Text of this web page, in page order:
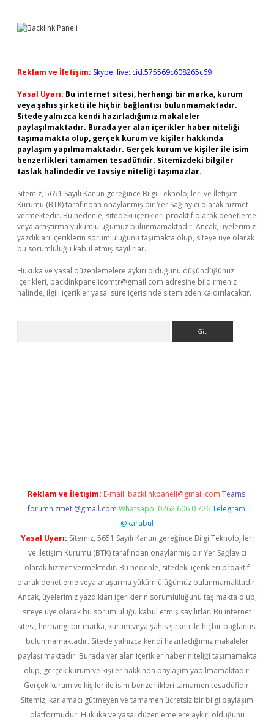
Reklam ve İletişim: Skype: live:.cid.575569c608265c69
Yasal Uyarı: Bu internet sitesi, herhangi bir marka, kurum
veya şahıs şirketi ile hiçbir bağlantısı bulunmamaktadır.
Sitede yalnızca kendi hazırladığımız makaleler
paylaşılmaktadır. Burada yer alan içerikler haber niteliği
taşımamakta olup, gerçek kurum ve kişiler hakkında
paylaşım yapılmamaktadır. Gerçek kurum ve kişiler ile isim
benzerlikleri tamamen tesadüfidir. Sitemizdeki bilgiler
taslak halindedir ve tavsiye niteliği taşımazlar.
Sitemiz, 5651 Sayılı Kanun gereğince Bilgi Teknolojileri ve İletişim
Kurumu (BTK) tarafından onaylanmış bir Yer Sağlayıcı olarak hizmet
vermektedir. Bu nedenle, sitedeki içerikleri proaktif olarak denetleme
veya araştırma yükümlülüğümüz bulunmamaktadır. Ancak, üyelerimiz
yazdıkları içeriklerin sorumluluğunu taşımakta olup, siteye üye olarak
bu sorumluluğu kabul etmiş sayılırlar.
Hukuka ve yasal düzenlemelere aykırı olduğunu düşündüğünüz
içerikleri, backlinkpanelicomtr@gmail.com adresine bildirmeniz
halinde, ilgili içerikler yasal süre içerisinde sitemizden kaldırılacaktır.
Reklam ve İletişim: E-mail: backlinkpaneli@gmail.com Teams:
forumhizmeti@gmail.com Whatsapp: 0262 606 0 726 Telegram:
@karabul
Yasal Uyarı: Sitemiz, 5651 Sayılı Kanun gereğince Bilgi Teknolojileri
ve İletişim Kurumu (BTK) tarafından onaylanmış bir Yer Sağlayıcı
olarak hizmet vermektedir. Bu nedenle, sitedeki içerikleri proaktif
olarak denetleme veya araştırma yükümlülüğümüz bulunmamaktadır.
Ancak, üyelerimiz yazdıkları içeriklerin sorumluluğunu taşımakta olup,
siteye üye olarak bu sorumluluğu kabul etmiş sayılırlar. Bu internet
sitesi, herhangi bir marka, kurum veya şahıs şirketi ile hiçbir bağlantısı
bulunmamaktadır. Sitede yalnızca kendi hazırladığımız makaleler
paylaşılmaktadır. Burada yer alan içerikler haber niteliği taşımamakta
olup, gerçek kurum ve kişiler hakkında paylaşım yapılmamaktadır.
Gerçek kurum ve kişiler ile isim benzerlikleri tamamen tesadüfidir.
Sitemiz, kar amacı gütmeyen ve tamamen ücretsiz bir bilgi paylaşım
platformudur. Hukuka ve yasal düzenlemelere aykırı olduğunu